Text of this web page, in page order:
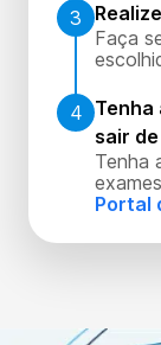
3
Faça
4 Tenha
sair
Tenha
Portal